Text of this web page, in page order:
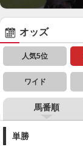
オッズ
人気5位
ワイド
馬番順
単勝